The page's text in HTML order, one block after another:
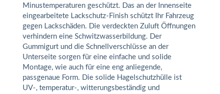
Minustemperaturen geschützt. Das an der Innenseite
eingearbeitete Lackschutz-Finish schützt Ihr Fahrzeug
gegen Lackschäden. Die verdeckten Zuluft Öffnungen
verhindern eine Schwitzwasserbildung. Der
Gummigurt und die Schnellverschlüsse an der
Unterseite sorgen für eine einfache und solide
Montage, wie auch für eine eng anliegende,
passgenaue Form. Die solide Hagelschutzhülle ist
UV-, temperatur-, witterungsbeständig und